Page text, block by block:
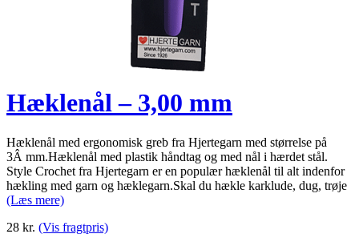
Hæklenål – 3,00 mm
Hæklenål med ergonomisk greb fra Hjertegarn med størrelse på
3Â mm.Hæklenål med plastik håndtag og med nål i hærdet stål.
Style Crochet fra Hjertegarn er en populær hæklenål til alt indenfor
hækling med garn og hæklegarn.Skal du hækle karklude, dug, trøje
(Læs mere)
28 kr. (Vis fragtpris)